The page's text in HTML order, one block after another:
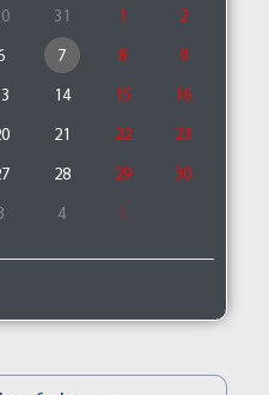
31 1 2
7 8 9
14 15 16
21 22 23
28 29 30
4 5